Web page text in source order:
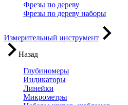
Фрезы по дереву
Фрезы по дереву наборы
Измерительный инструмент
Назад
Глубиномеры
Индикаторы
Линейки
Микрометры